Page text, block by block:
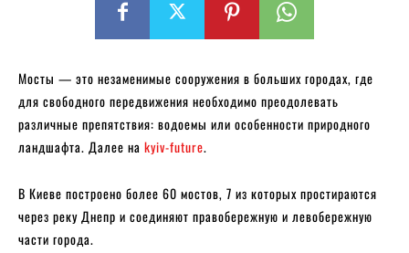
Мосты — это незаменимые сооружения в больших городах, где
для свободного передвижения необходимо преодолевать
различные препятствия: водоемы или особенности природного
ландшафта. Далее на kyiv-future.
В Киеве построено более 60 мостов, 7 из которых простираются
через реку Днепр и соединяют правобережную и левобережную
части города.